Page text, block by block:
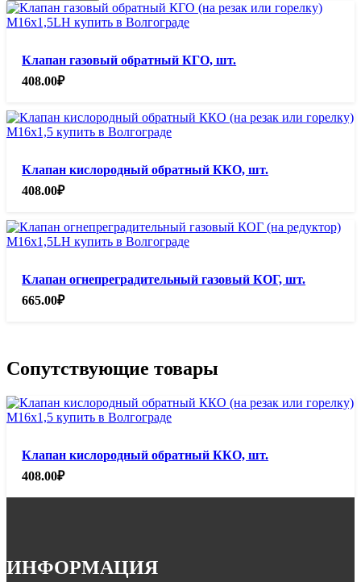
Клапан газовый обратный КГО, шт.
408.00₽
Клапан кислородный обратный ККО, шт.
408.00₽
Клапан огнепреградительный газовый КОГ, шт.
665.00₽
Сопутствующие товары
Клапан кислородный обратный ККО, шт.
408.00₽
ИНФОРМАЦИЯ